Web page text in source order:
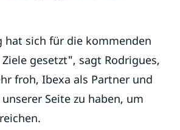
hat sich für die kommenden
Ziele gesetzt", sagt Rodrigues,
froh, Ibexa als Partner und
Seite zu haben, um